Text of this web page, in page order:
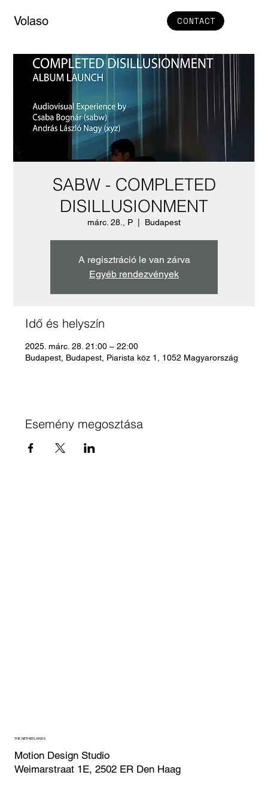
Volaso CONTACT
SABW - COMPLETED
DISILLUSIONMENT
márc. 28., P Budapest
A regisztráció le van zárva
Egyéb rendezvények
Idő és helyszín
2025. márc. 28. 21:00 – 22:00
Budapest, Budapest, Piarista köz 1, 1052 Magyarország
Esemény megosztása
THE NETHERLANDS
Motion Design Studio
Weimarstraat 1E, 2502 ER Den Haag